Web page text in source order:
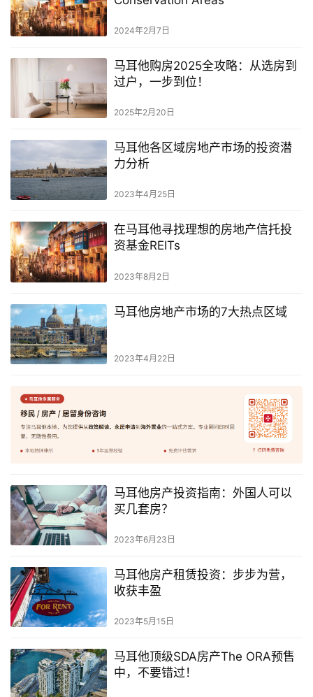
首
攻
生
活
南
马
耳
移
民
留
教
育
址
导
航
2024年2月7日
马耳他购房2025全攻略：从选房到
过户，一步到位！
2025年2月20日
马耳他各区域房地产市场的投资潜
力分析
2023年4月25日
在马耳他寻找理想的房地产信托投
资基金REITs
2023年8月2日
马耳他房地产市场的7大热点区域
2023年4月22日
马耳他房产投资指南：外国人可以
买几套房？
2023年6月23日
马耳他房产租赁投资：步步为营，
收获丰盈
2023年5月15日
马耳他顶级SDA房产The ORA预售
中，不要错过！